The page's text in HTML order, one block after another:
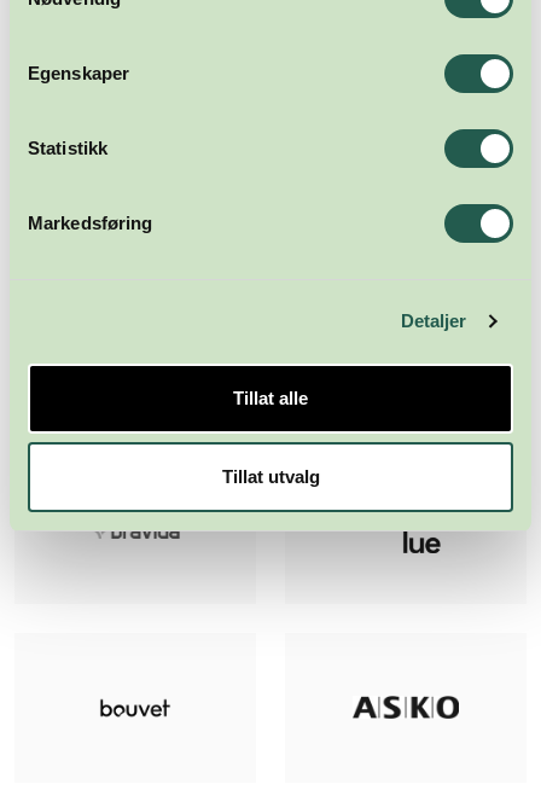
Egenskaper
Statistikk
Markedsføring
Detaljer
Tillat alle
Tillat utvalg